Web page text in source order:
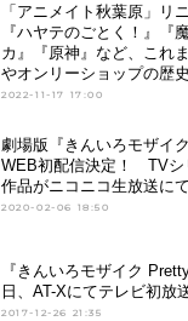
「アニメイト秋葉原」リ
『ハヤテのごとく！』
カ』『原神』など、これ
やオンリーショップの歴
2022-11-17 17:00
劇場版『きんいろモザイ
WEB初配信決定！ TVシ
作品がニコニコ生放送に
2020-02-06 18:50
『きんいろモザイク
日、AT-Xにてテレビ初放
2017-12-26 21:35